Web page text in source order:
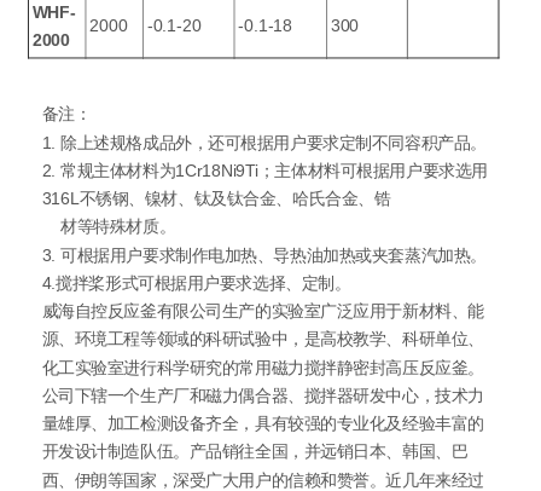
WHF-
2000
2000 -0.1-20 -0.1-18 300
备注：
1. 除上述规格成品外，还可根据用户要求定制不同容积产品。
2. 常规主体材料为1Cr18Ni9Ti；主体材料可根据用户要求选用
316L不锈钢、镍材、钛及钛合金、哈氏合金、锆
材等特殊材质。
3. 可根据用户要求制作电加热、导热油加热或夹套蒸汽加热。
4.搅拌桨形式可根据用户要求选择、定制。
威海自控反应釜有限公司生产的实验室广泛应用于新材料、能
源、环境工程等领域的科研试验中，是高校教学、科研单位、
化工实验室进行科学研究的常用磁力搅拌静密封高压反应釜。
公司下辖一个生产厂和磁力偶合器、搅拌器研发中心，技术力
量雄厚、加工检测设备齐全，具有较强的专业化及经验丰富的
开发设计制造队伍。产品销往全国，并远销日本、韩国、巴
西、伊朗等国家，深受广大用户的信赖和赞誉。近几年来经过